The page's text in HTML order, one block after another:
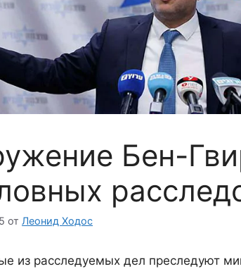
Бен-
от Леонид Ходос
из расследуемых дел преследуют